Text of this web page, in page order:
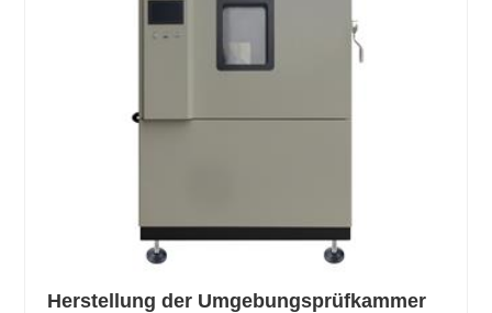
Herstellung der Umgebungsprüfkammer